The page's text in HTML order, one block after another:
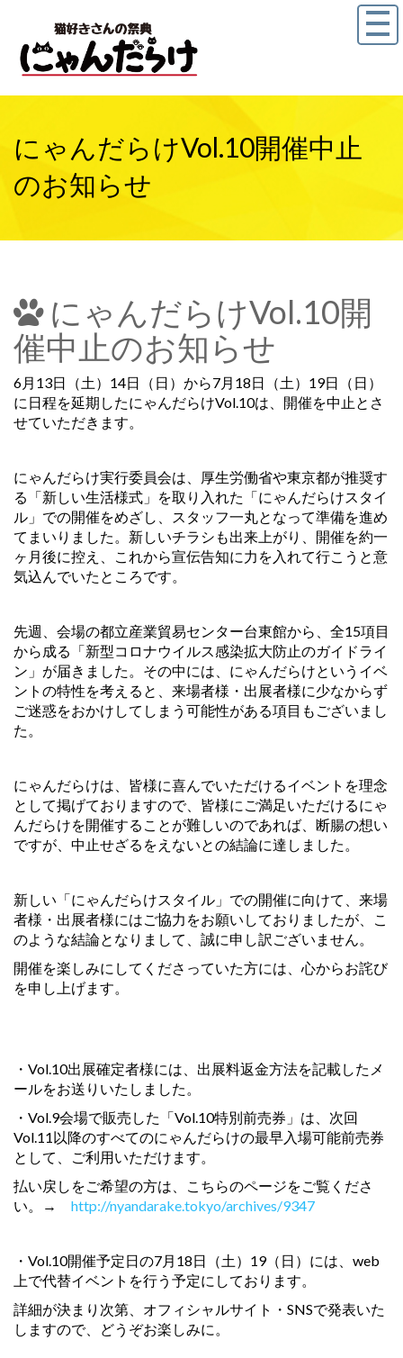
にゃんだらけVol.10開催中止
のお知らせ
にゃんだらけVol.10開
催中止のお知らせ
6月13日（土）14日（日）から7月18日（土）19日（日）
に日程を延期したにゃんだらけVol.10は、開催を中止とさ
せていただきます。
にゃんだらけ実行委員会は、厚生労働省や東京都が推奨す
る「新しい生活様式」を取り入れた「にゃんだらけスタイ
ル」での開催をめざし、スタッフ一丸となって準備を進め
てまいりました。新しいチラシも出来上がり、開催を約一
ヶ月後に控え、これから宣伝告知に力を入れて行こうと意
気込んでいたところです。
先週、会場の都立産業貿易センター台東館から、全15項目
から成る「新型コロナウイルス感染拡大防止のガイドライ
ン」が届きました。その中には、にゃんだらけというイベ
ントの特性を考えると、来場者様・出展者様に少なからず
ご迷惑をおかけしてしまう可能性がある項目もございまし
た。
にゃんだらけは、皆様に喜んでいただけるイベントを理念
として掲げておりますので、皆様にご満足いただけるにゃ
んだらけを開催することが難しいのであれば、断腸の想い
ですが、中止せざるをえないとの結論に達しました。
新しい「にゃんだらけスタイル」での開催に向けて、来場
者様・出展者様にはご協力をお願いしておりましたが、こ
のような結論となりまして、誠に申し訳ございません。
開催を楽しみにしてくださっていた方には、心からお詫び
を申し上げます。
・Vol.10出展確定者様には、出展料返金方法を記載したメ
ールをお送りいたしました。
・Vol.9会場で販売した「Vol.10特別前売券」は、次回
Vol.11以降のすべてのにゃんだらけの最早入場可能前売券
として、ご利用いただけます。
払い戻しをご希望の方は、こちらのページをご覧くださ
い。→ http://nyandarake.tokyo/archives/9347
・Vol.10開催予定日の7月18日（土）19（日）には、web
上で代替イベントを行う予定にしております。
詳細が決まり次第、オフィシャルサイト・SNSで発表いた
しますので、どうぞお楽しみに。